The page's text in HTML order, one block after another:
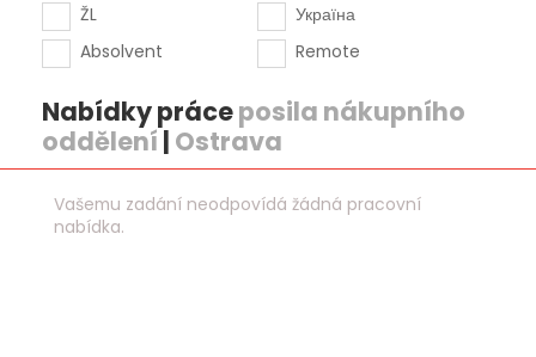
ŽL
Absolvent
Україна
Remote
Nabídky práceposila nákupního
oddělení | Ostrava
Vašemu zadání neodpovídá žádná pracovní
nabídka.